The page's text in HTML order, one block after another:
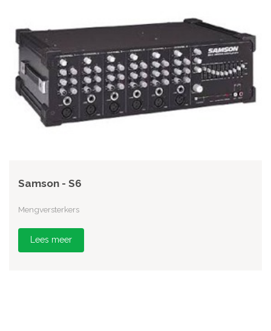
Samson - S6
Mengversterkers
Lees meer